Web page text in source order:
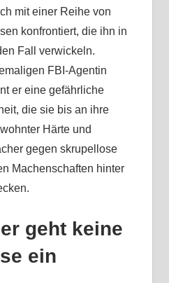
mit einer Reihe von
konfrontiert, die ihn in
Fall verwickeln.
FBI-Agentin
er eine gefährliche
die sie bis an ihre
Härte und
gegen skrupellose
Machenschaften hinter
geht keine
ein